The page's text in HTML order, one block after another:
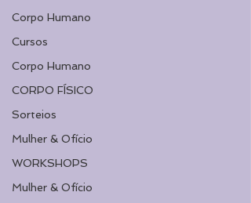
Corpo Humano
Cursos
Corpo Humano
CORPO FÍSICO
Sorteios
Mulher & Ofício
WORKSHOPS
Mulher & Ofício